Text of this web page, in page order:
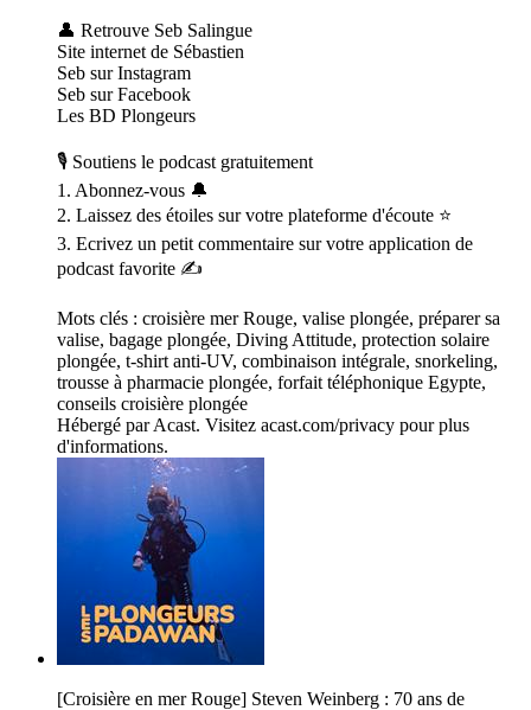
👤 Retrouve Seb Salingue
Site internet de Sébastien
Seb sur Instagram
Seb sur Facebook
Les BD Plongeurs
🎙 Soutiens le podcast gratuitement
1. Abonnez-vous 🔔
2. Laissez des étoiles sur votre plateforme d'écoute ⭐
3. Ecrivez un petit commentaire sur votre application de
podcast favorite ✍️
Mots clés : croisière mer Rouge, valise plongée, préparer sa
valise, bagage plongée, Diving Attitude, protection solaire
plongée, t-shirt anti-UV, combinaison intégrale, snorkeling,
trousse à pharmacie plongée, forfait téléphonique Egypte,
conseils croisière plongée
Hébergé par Acast. Visitez acast.com/privacy pour plus
d'informations.
[Croisière en mer Rouge] Steven Weinberg : 70 ans de